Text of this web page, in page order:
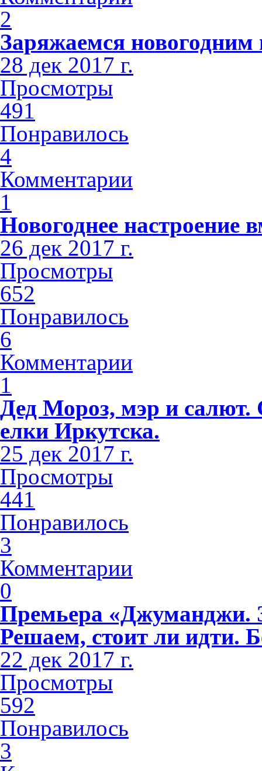
2
Заряжаемся новогодним
28 дек 2017 г.
Просмотры
491
Понравилось
4
Комментарии
1
Новогоднее
26 дек 2017 г.
Просмотры
652
Понравилось
6
Комментарии
1
Дед Мороз, мэр и
елки Иркутска.
25 дек 2017 г.
Просмотры
441
Понравилось
3
Комментарии
0
Премьера «Джуманджи.
Решаем, стоит ли идти.
22 дек 2017 г.
Просмотры
592
Понравилось
3